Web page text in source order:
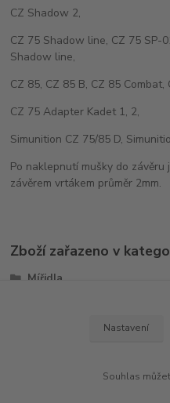
CZ Shadow 2,
CZ 75 Shadow line, CZ 75 SP-
Shadow line,
CZ 85, CZ 85 B, CZ 85 Combat,
CZ 75 Adapter Kadet 1, 2,
Simunition CZ 75/85 D,
Po naklepnutí mušky do
závěrem vrtákem průměr 2mm.
Zboží zařazeno v
Mířidla
Nastavení
Souhlas